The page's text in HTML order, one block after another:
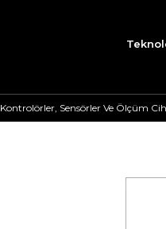
Kontrolörler, Sensörler Ve Ölçüm